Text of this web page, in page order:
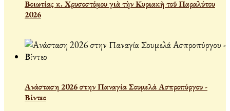
Βοιωτίας κ. Χρυσοστόμου γιὰ τὴν Κυριακὴ τοῦ Παραλύτου
2026
Ανάσταση 2026 στην Παναγία Σουμελά Ασπροπύργου -
Βίντεο